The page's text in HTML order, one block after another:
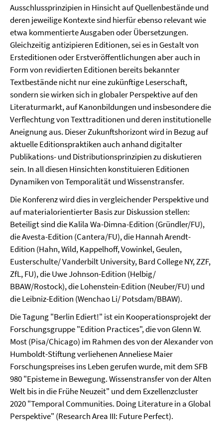
Ausschlussprinzipien in Hinsicht auf Quellenbestände und
deren jeweilige Kontexte sind hierfür ebenso relevant wie
etwa kommentierte Ausgaben oder Übersetzungen.
Gleichzeitig antizipieren Editionen, sei es in Gestalt von
Ersteditionen oder Erstveröffentlichungen aber auch in
Form von revidierten Editionen bereits bekannter
Textbestände nicht nur eine zukünftige Leserschaft,
sondern sie wirken sich in globaler Perspektive auf den
Literaturmarkt, auf Kanonbildungen und insbesondere die
Verflechtung von Texttraditionen und deren institutionelle
Aneignung aus. Dieser Zukunftshorizont wird in Bezug auf
aktuelle Editionspraktiken auch anhand digitalter
Publikations- und Distributionsprinzipien zu diskutieren
sein. In all diesen Hinsichten konstituieren Editionen
Dynamiken von Temporalität und Wissenstransfer.
Die Konferenz wird dies in vergleichender Perspektive und
auf materialorientierter Basis zur Diskussion stellen:
Beteiligt sind die Kalila Wa-Dimna-Edition (Gründler/FU),
die Avesta-Edition (Cantera/FU), die Hannah Arendt-
Edition (Hahn, Wild, Kappelhoff, Vowinkel, Geulen,
Eusterschulte/ Vanderbilt University, Bard College NY, ZZF,
ZfL, FU), die Uwe Johnson-Edition (Helbig/
BBAW/Rostock), die Lohenstein-Edition (Neuber/FU) und
die Leibniz-Edition (Wenchao Li/ Potsdam/BBAW).
Die Tagung "Berlin Ediert!" ist ein Kooperationsprojekt der
Forschungsgruppe "Edition Practices", die von Glenn W.
Most (Pisa/Chicago) im Rahmen des von der Alexander von
Humboldt-Stiftung verliehenen Anneliese Maier
Forschungspreises ins Leben gerufen wurde, mit dem SFB
980 "Episteme in Bewegung. Wissenstransfer von der Alten
Welt bis in die Frühe Neuzeit" und dem Exzellenzcluster
2020 "Temporal Communities. Doing Literature in a Global
Perspektive" (Research Area III: Future Perfect).